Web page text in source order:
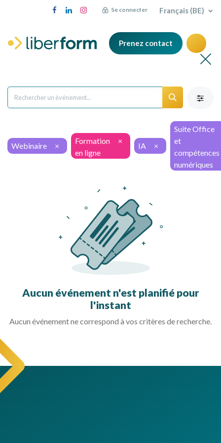
Se connecter Français (BE)
Prenez contact
Webinaire ×
Formation
en ligne
×
IA ×
Suite Office
et
compétences
numériques
Aucun événement n'est planifié pour
l'instant
Aucun événement ne correspond à vos critères de recherche.